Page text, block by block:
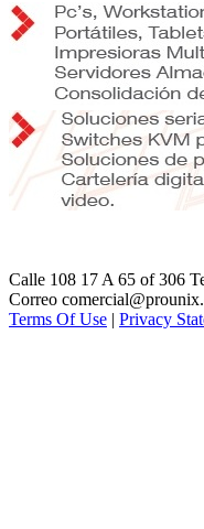
Calle 108 17 A 65 of 306
Correo
Terms Of Use | Privacy